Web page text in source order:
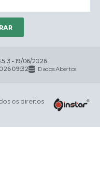
- 19/06/2026
09:32 Dados Abertos
os direitos